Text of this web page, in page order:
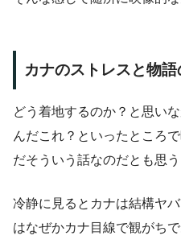
カナのストレスと物
どう着地するのか？と思い
んだこれ？といったところ
だそういう話なのだとも思う
冷静に見るとカナは結構ヤ
はなぜかカナ目線で観がちで